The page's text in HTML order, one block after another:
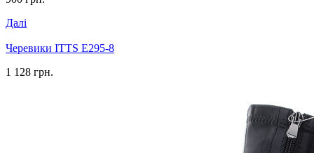
Далі
Черевики ITTS E295-8
1 128 грн.